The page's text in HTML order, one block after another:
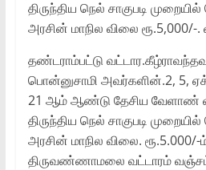
திருந்திய நெல் சாகுபடி
அரசின் மாநில விலை ரூ.5,000/-
தண்டராம்பட்டு
பொன்னுசாமி அவர்களின்.2, 5,
21 ஆம் ஆண்டு தேசிய வேளாண்
திருந்திய நெல் சாகுபடி
அரசின் மாநில விலை.
திருவண்ணாமலை வட்டாரம் வஞ்சம்